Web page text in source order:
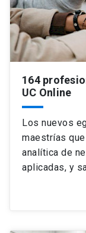
164
UC Online
Los nuevos
maestrías
analítica de
aplicadas, y